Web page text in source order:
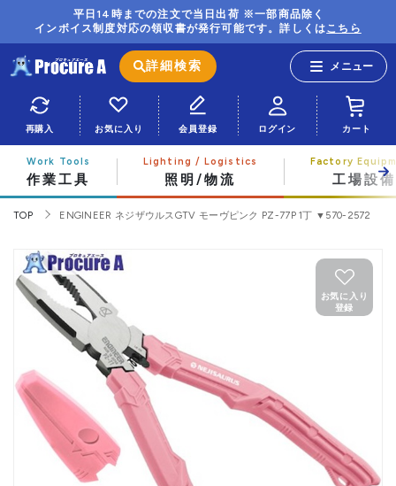
平日14時までの注文で当日出荷 ※一部商品除く
インボイス制度対応の領収書が発行可能です。詳しくはこちら
詳細検索
再購入 お気に入り 会員登録 ログイン カート
作業工具 照明/物流 工場設備
TOP ENGINEER ネジザウルスGTV モーヴピンク PZ-77P 1丁 ▼570-2572
お気に入り
登録